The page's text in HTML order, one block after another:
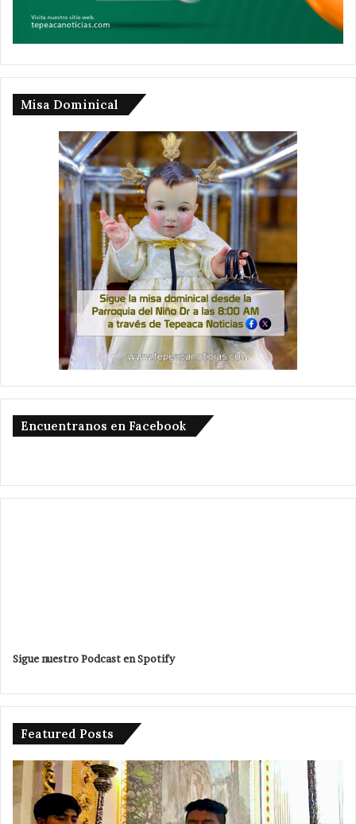
Misa Dominical
Encuentranos en Facebook
Sigue nuestro Podcast en Spotify
Featured Posts
Sin
variación
en
precio